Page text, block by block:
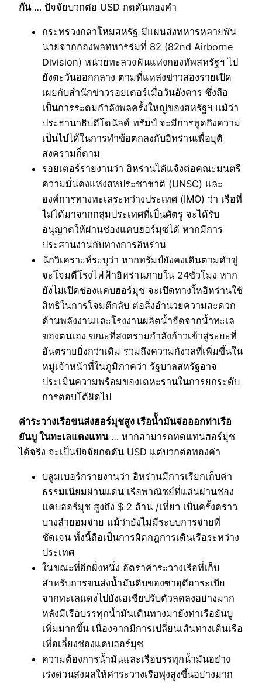
กัน… ปัจจัยบวกต่อ USD กดดันทองคำ
กระทรวงกลาโหมสหรัฐ มีแผนส่งทหารหลายพัน
นายจากกองพลทหารร่มที่ 82 (82nd Airborne
Division) หน่วยทะลวงฟันแห่งกองทัพสหรัฐฯ ไป
ยังตะวันออกกลาง ตามที่แหล่งข่าวสองรายเปิด
เผยกับสำนักข่าวรอยเตอร์เมื่อวันอังคาร ซึ่งถือ
เป็นการระดมกำลังพลครั้งใหญ่ของสหรัฐฯ แม้ว่า
ประธานาธิบดีโดนัลด์ ทรัมป์ จะมีการพูดถึงความ
เป็นไปได้ในการทำข้อตกลงกับอิหร่านเพื่อยุติ
สงครามก็ตาม
รอยเตอร์รายงานว่า อิหร่านได้แจ้งต่อคณะมนตรี
ความมั่นคงแห่งสหประชาชาติ (UNSC) และ
องค์การทางทะเลระหว่างประเทศ (IMO) ว่า เรือที่
ไม่ได้มาจากกลุ่มประเทศที่เป็นศัตรู จะได้รับ
อนุญาตให้ผ่านช่องแคบฮอร์มุซได้ หากมีการ
ประสานงานกับทางการอิหร่าน
นักวิเคราะห์ระบุว่า หากทรัมป์ยังคงเดินตามคำขู่
จะโจมตีโรงไฟฟ้าอิหร่านภายใน 24ชั่วโมง หาก
ยังไม่เปิดช่องแคบฮอร์มุช จะเปิดทางใ้หอิหร่านใช้
สิทธิในการโจมตีกลับ ต่อสิ่งอำนวยความสะดวก
ด้านพลังงานและโรงงานผลิตน้ำจืดจากน้ำทะเล
ของตนเอง ขณะที่สงครามกำลังก้าวเข้าสู่ระยะที่
อันตรายยิ่งกว่าเดิม รวมถึงความกังวลที่เพิ่มขึ้นใน
หมู่เจ้าหน้าที่ในภูมิภาคว่า รัฐบาลสหรัฐอาจ
ประเมินความพร้อมของเตหะรานในการยกระดับ
การตอบโต้ผิดไป
ค่าระวางเรือขนส่งฮอร์มุชสูง เรือน้้ำมันจ่อออกท่าเรือ
ยันบู ในทะเลแดงแทน… หากสามารถทดแทนฮอร์มุช
ได้จริง จะเป็นปัจจัยกดดัน USD แต่บวกต่อทองคำ
บลูมเบอร์กรายงานว่า อิหร่านมีการเรียกเก็บค่า
ธรรมเนียมผ่านแดน เรือพาณิชย์ที่แล่นผ่านช่อง
แคบฮอร์มุช สูงถึง $ 2 ล้าน /เที่ยว เป็นครั้งคราว
บางลำยอมจ่าย แม้ว่ายังไม่มีระบบการจ่ายที่
ชัดเจน ทั้งนื้ถือเป็นการผิดกฎการเดินเรือระหว่าง
ประเทศ
ในขณะที่อีกฝั่งหนึ่ง อัตราค่าระวางเรือที่เก็บ
สำหรับการขนส่งน้ำมันดิบของซาอุดีอาระเบีย
จากทะเลแดงไปยังเอเชียปรับตัวลดลงอย่างมาก
หลังมีเรือบรรทุกน้ำมันเดินทางมายังท่าเรือยันบู
เพิ่มมากขึ้น เนื่องจากมีการเปลี่ยนเส้นทางเดินเรือ
เพื่อเลี่ยงช่องแคบฮอร์มุซ
ความต้องการน้ำมันและเรือบรรทุกน้ำมันอย่าง
เร่งด่วนส่งผลให้ค่าระวางเรือพุ่งสูงขึ้นอย่างมาก